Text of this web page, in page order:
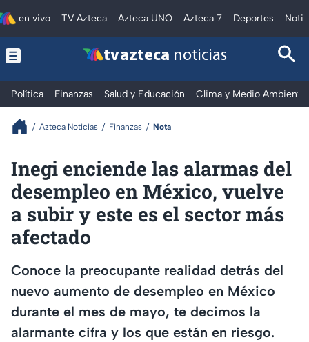
en vivo TV Azteca Azteca UNO Azteca 7 Deportes
tv azteca noticias
Política Finanzas Salud y Educación Clima y Medio Ambiente
Azteca Noticias Finanzas Nota
Inegi enciende las alarmas del
desempleo en México, vuelve
a subir y este es el sector más
afectado
Conoce la preocupante realidad detrás del
nuevo aumento de desempleo en México
durante el mes de mayo, te decimos la
alarmante cifra y los que están en riesgo.